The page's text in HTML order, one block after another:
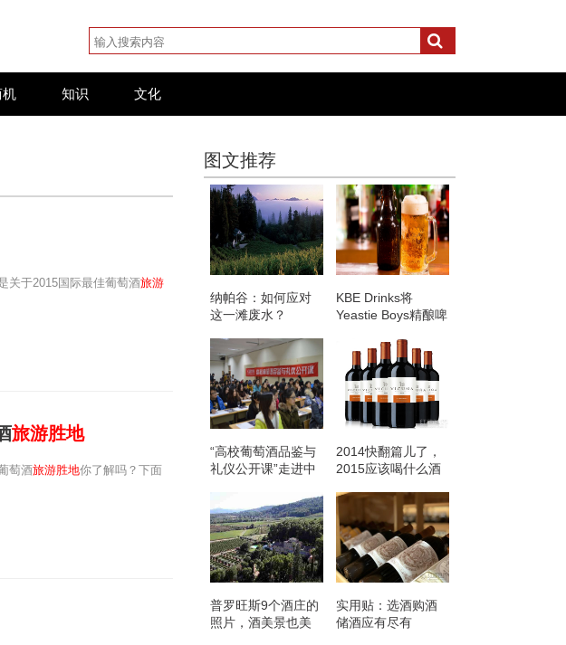
机 知识 文化
关于2015国际最佳葡萄酒旅游
旅游胜地
萄酒旅游胜地你了解吗？下面
图文推荐
纳帕谷：如何应对
这一滩废水？
KBE Drinks将
Yeastie Boys精酿啤
组合中
“高校葡萄酒品鉴与
礼仪公开课”走进中
2014快翻篇儿了，
2015应该喝什么酒
普罗旺斯9个酒庄的
照片，酒美景也美
实用贴：选酒购酒
储酒应有尽有